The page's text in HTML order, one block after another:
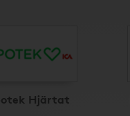
Hjärtat